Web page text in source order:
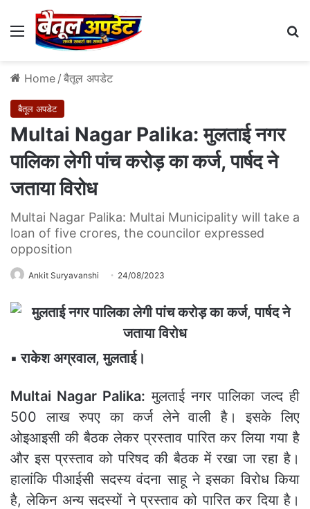
Menu
Home / बैतूल अपडेट
बैतूल अपडेट
Multai Nagar Palika: मुलताई नगर
पालिका लेगी पांच करोड़ का कर्ज, पार्षद ने
जताया विरोध
Multai Nagar Palika: Multai Municipality will take a
loan of five crores, the councilor expressed
opposition
Ankit Suryavanshi 24/08/2023
▪️ राकेश अग्रवाल, मुलताई।
Multai Nagar Palika: मुलताई नगर पालिका जल्द ही
500 लाख रुपए का कर्ज लेने वाली है। इसके लिए
ओइआइसी की बैठक लेकर प्रस्ताव पारित कर लिया गया है
और इस प्रस्ताव को परिषद की बैठक में रखा जा रहा है।
हालांकि पीआईसी सदस्य वंदना साहू ने इसका विरोध किया
है, लेकिन अन्य सदस्यों ने प्रस्ताव को पारित कर दिया है।